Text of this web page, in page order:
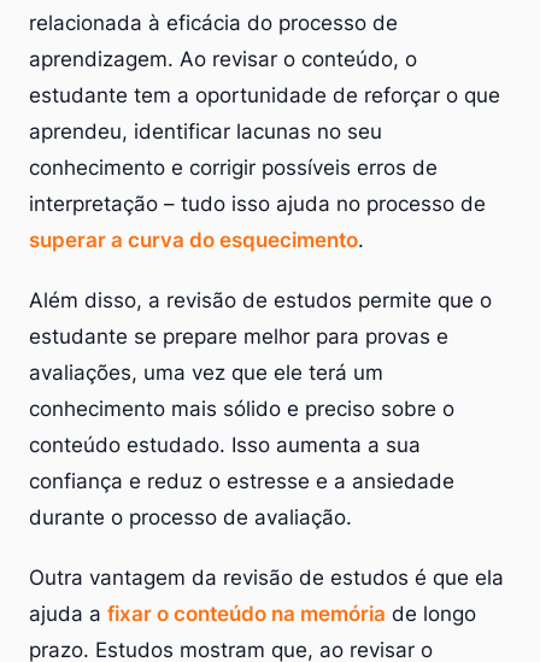
relacionada à eficácia do processo de
aprendizagem. Ao revisar o conteúdo, o
estudante tem a oportunidade de reforçar o que
aprendeu, identificar lacunas no seu
conhecimento e corrigir possíveis erros de
interpretação – tudo isso ajuda no processo de
superar a curva do esquecimento.
Além disso, a revisão de estudos permite que o
estudante se prepare melhor para provas e
avaliações, uma vez que ele terá um
conhecimento mais sólido e preciso sobre o
conteúdo estudado. Isso aumenta a sua
confiança e reduz o estresse e a ansiedade
durante o processo de avaliação.
Outra vantagem da revisão de estudos é que ela
ajuda a fixar o conteúdo na memória de longo
prazo. Estudos mostram que, ao revisar o